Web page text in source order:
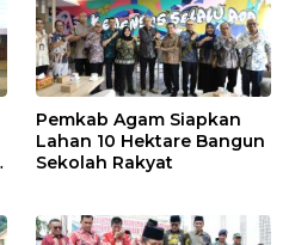
Pemkab Agam Siapkan
Lahan 10 Hektare Bangun
Sekolah Rakyat